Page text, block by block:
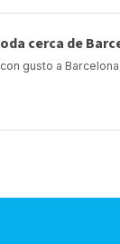
cerca de
gusto a